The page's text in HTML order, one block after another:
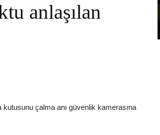
anlaşılan
kutusunu çalma anı güvenlik kamerasına